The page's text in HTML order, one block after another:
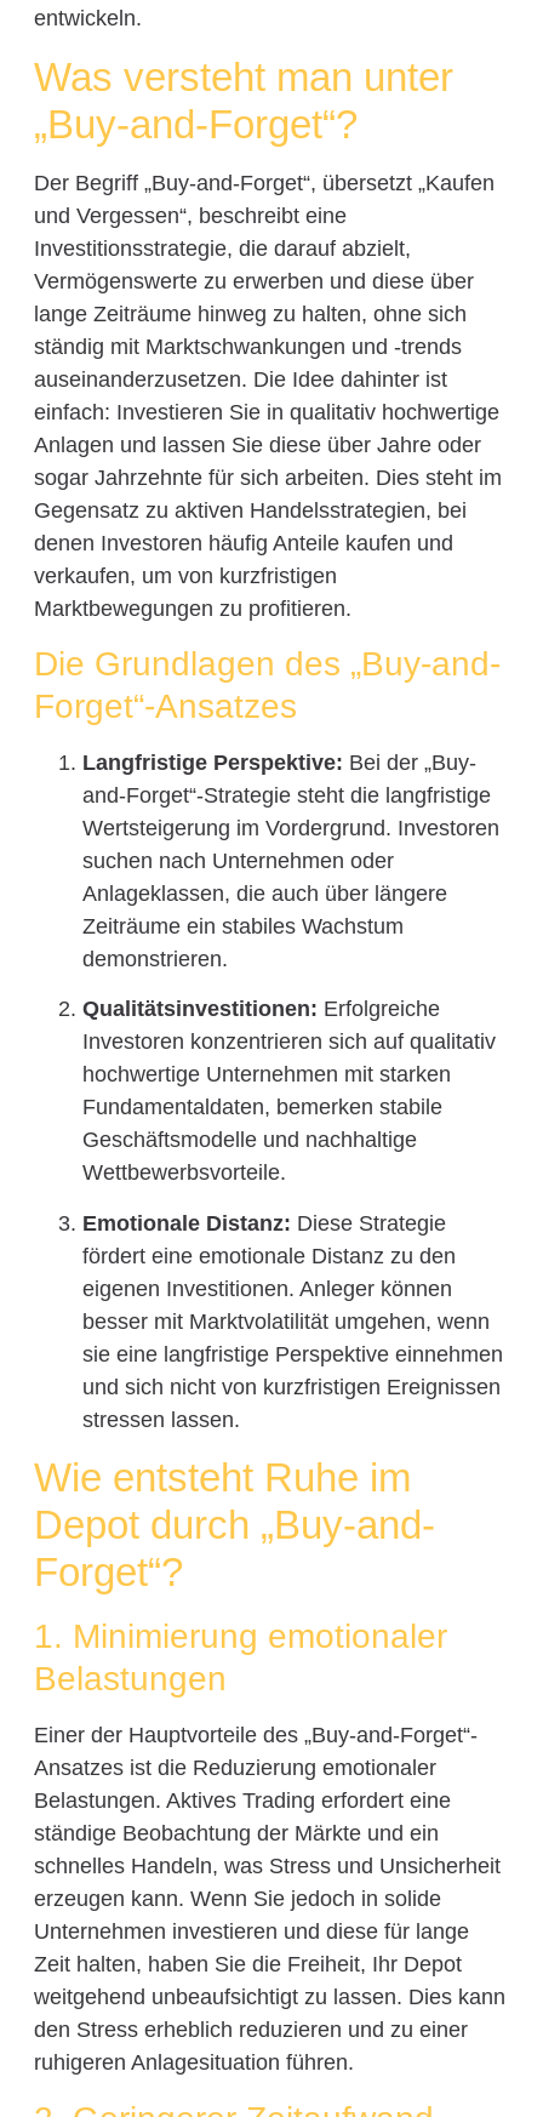
entwickeln.
Was versteht man unter
„Buy-and-Forget“?
Der Begriff „Buy-and-Forget“, übersetzt „Kaufen
und Vergessen“, beschreibt eine
Investitionsstrategie, die darauf abzielt,
Vermögenswerte zu erwerben und diese über
lange Zeiträume hinweg zu halten, ohne sich
ständig mit Marktschwankungen und -trends
auseinanderzusetzen. Die Idee dahinter ist
einfach: Investieren Sie in qualitativ hochwertige
Anlagen und lassen Sie diese über Jahre oder
sogar Jahrzehnte für sich arbeiten. Dies steht im
Gegensatz zu aktiven Handelsstrategien, bei
denen Investoren häufig Anteile kaufen und
verkaufen, um von kurzfristigen
Marktbewegungen zu profitieren.
Die Grundlagen des „Buy-and-
Forget“-Ansatzes
Langfristige Perspektive: Bei der „Buy-
and-Forget“-Strategie steht die langfristige
Wertsteigerung im Vordergrund. Investoren
suchen nach Unternehmen oder
Anlageklassen, die auch über längere
Zeiträume ein stabiles Wachstum
demonstrieren.
Qualitätsinvestitionen: Erfolgreiche
Investoren konzentrieren sich auf qualitativ
hochwertige Unternehmen mit starken
Fundamentaldaten, bemerken stabile
Geschäftsmodelle und nachhaltige
Wettbewerbsvorteile.
Emotionale Distanz: Diese Strategie
fördert eine emotionale Distanz zu den
eigenen Investitionen. Anleger können
besser mit Marktvolatilität umgehen, wenn
sie eine langfristige Perspektive einnehmen
und sich nicht von kurzfristigen Ereignissen
stressen lassen.
Wie entsteht Ruhe im
Depot durch „Buy-and-
Forget“?
1. Minimierung emotionaler
Belastungen
Einer der Hauptvorteile des „Buy-and-Forget“-
Ansatzes ist die Reduzierung emotionaler
Belastungen. Aktives Trading erfordert eine
ständige Beobachtung der Märkte und ein
schnelles Handeln, was Stress und Unsicherheit
erzeugen kann. Wenn Sie jedoch in solide
Unternehmen investieren und diese für lange
Zeit halten, haben Sie die Freiheit, Ihr Depot
weitgehend unbeaufsichtigt zu lassen. Dies kann
den Stress erheblich reduzieren und zu einer
ruhigeren Anlagesituation führen.